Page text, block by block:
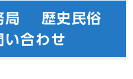
局 歴史民俗
い合わせ